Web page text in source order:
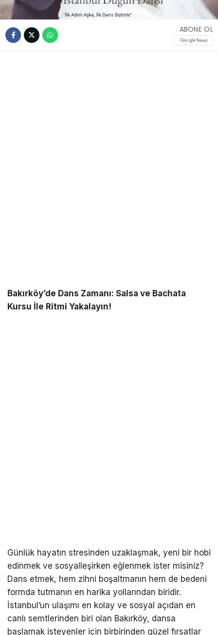
ABONE OL
Bakırköy’de Dans Zamanı: Salsa ve Bachata
Kursu İle Ritmi Yakalayın!
Günlük hayatın stresinden uzaklaşmak, yeni bir hobi
edinmek ve sosyalleşirken eğlenmek ister misiniz?
Dans etmek, hem zihni boşaltmanın hem de bedeni
formda tutmanın en harika yollarından biridir.
İstanbul’un ulaşımı en kolay ve sosyal açıdan en
canlı semtlerinden biri olan Bakırköy, dansa
başlamak isteyenler için birbirinden güzel fırsatlar